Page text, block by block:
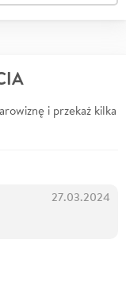
i przekaż kilka
27.03.2024